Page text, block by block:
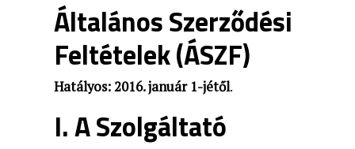
Általános Szerződési
Feltételek (ÁSZF)
Hatályos: 2016. január 1-jétől.
I. A Szolgáltató